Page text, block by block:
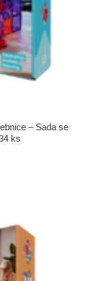
– Sada se
ks